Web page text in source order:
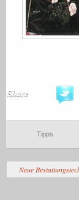
Share
Tipps
Neue